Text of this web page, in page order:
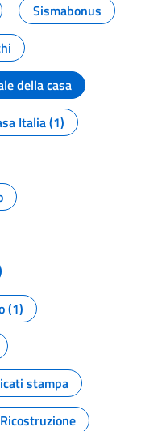
Sismabonus
della casa
Italia (1)
(1)
stampa